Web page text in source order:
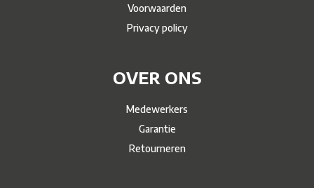
Voorwaarden
Privacy policy
OVER ONS
Medewerkers
Garantie
Retourneren